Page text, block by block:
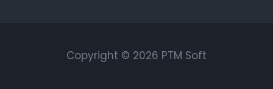
Copyright © 2026 PTM Soft